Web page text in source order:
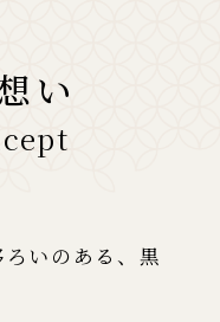
い
いのある、黒